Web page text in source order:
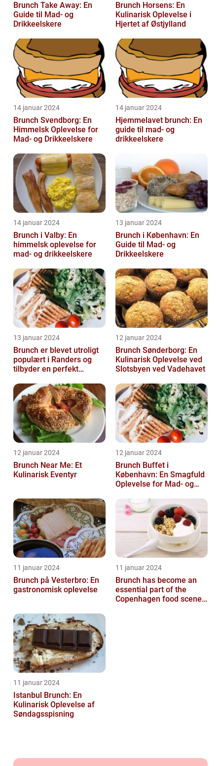
Brunch Take Away: En
Guide til Mad- og
Drikkeelskere
Brunch Horsens: En
Kulinarisk Oplevelse i
Hjertet af Østjylland
14 januar 2024
Brunch Svendborg: En
Himmelsk Oplevelse for
Mad- og Drikkeelskere
14 januar 2024
Hjemmelavet brunch: En
guide til mad- og
drikkeelskere
14 januar 2024
Brunch i Valby: En
himmelsk oplevelse for
mad- og drikkeelskere
13 januar 2024
Brunch i København: En
Guide til Mad- og
Drikkeelskere
13 januar 2024
Brunch er blevet utroligt
populært i Randers og
tilbyder en perfekt
morgenmad og ...
12 januar 2024
Brunch Sønderborg: En
Kulinarisk Oplevelse ved
Slotsbyen ved Vadehavet
12 januar 2024
Brunch Near Me: Et
Kulinarisk Eventyr
12 januar 2024
Brunch Buffet i
København: En Smagfuld
Oplevelse for Mad- og
11 januar 2024
Brunch på Vesterbro: En
gastronomisk oplevelse
11 januar 2024
Brunch has become an
essential part of the
Copenhagen food scene,
11 januar 2024
Istanbul Brunch: En
Kulinarisk Oplevelse af
Søndagsspisning